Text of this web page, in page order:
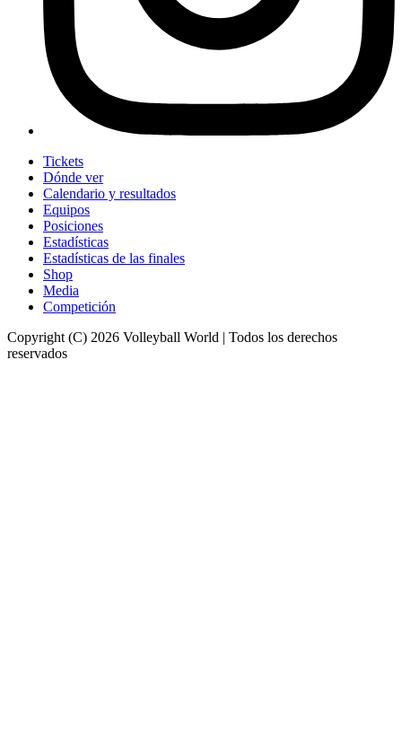
Tickets
Dónde ver
Calendario y resultados
Equipos
Posiciones
Estadísticas
Estadísticas de las finales
Shop
Media
Competición
Copyright (C) 2026 Volleyball World | Todos los derechos
reservados